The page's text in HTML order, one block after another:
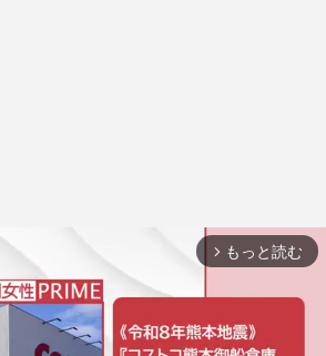
arrow_forward_ios もっと読む